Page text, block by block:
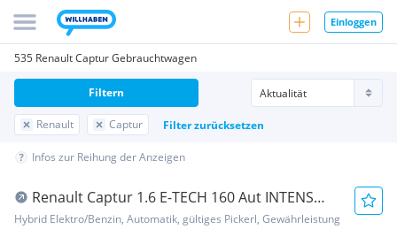
Einloggen
535 Renault Captur Gebrauchtwagen
Renault Captur Filter zurücksetzen
Filtern
Infos zur Reihung der Anzeigen
Renault Captur 1.6 E-TECH 160 Aut INTENS
Pickerl NEU
Hybrid Elektro/Benzin, Automatik, gültiges Pickerl, Gewährleistung